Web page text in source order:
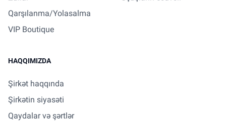
Qarşılanma/Yolasalma
VIP Boutique
HAQQIMIZDA
Şirkət haqqında
Şirkətin siyasəti
Qaydalar və şərtlər